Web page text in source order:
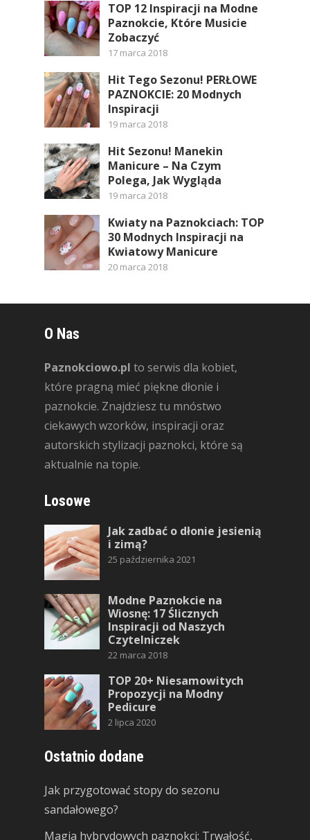
TOP 12 Inspiracji na Modne
Paznokcie, Które Musicie
Zobaczyć
17 marca 2018
Hit Tego Sezonu! PERŁOWE
PAZNOKCIE: 20 Modnych
Inspiracji
19 marca 2018
Hit Sezonu! Manekin
Manicure – Na Czym
Polega, Jak Wygląda
19 marca 2018
Kwiaty na Paznokciach: TOP
30 Modnych Inspiracji na
Kwiatowy Manicure
20 marca 2018
O Nas
Paznokciowo.pl to serwis dla kobiet,
które pragną mieć piękne dłonie i
paznokcie. Znajdziesz tu mnóstwo
ciekawych wzorków, inspiracji oraz
autorskich stylizacji paznokci, które są
aktualnie na topie.
Losowe
Jak zadbać o dłonie jesienią
i zimą?
25 października 2021
Modne Paznokcie na
Wiosnę: 17 Ślicznych
Inspiracji od Naszych
Czytelniczek
22 marca 2018
TOP 20+ Niesamowitych
Propozycji na Modny
Pedicure
2 lipca 2020
Ostatnio dodane
Jak przygotować stopy do sezonu
sandałowego?
Magia hybrydowych paznokci: Trwałość,